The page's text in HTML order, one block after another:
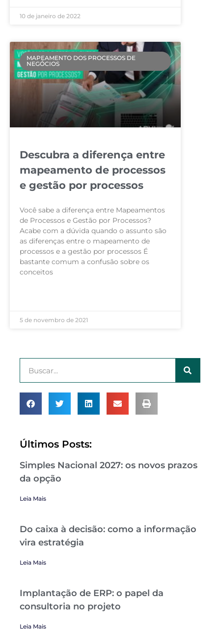
10 de janeiro de 2022
MAPEAMENTO DOS PROCESSOS DE
NEGÓCIOS
Descubra a diferença entre
mapeamento de processos
e gestão por processos
Você sabe a diferença entre Mapeamentos
de Processos e Gestão por Processos?
Acabe com a dúvida quando o assunto são
as diferenças entre o mapeamento de
processos e a gestão por processos É
bastante comum a confusão sobre os
conceitos
5 de novembro de 2021
Últimos Posts:
Simples Nacional 2027: os novos prazos
da opção
Leia Mais
Do caixa à decisão: como a informação
vira estratégia
Leia Mais
Implantação de ERP: o papel da
consultoria no projeto
Leia Mais